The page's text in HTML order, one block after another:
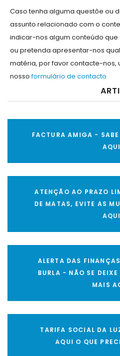
Caso tenha alguma questõe ou
assunto relacionado com o
indicar-nos algum conteúdo
ou pretenda apresentar-nos
matéria, por favor contacte-nos,
nossoformulário de contacto
FACTURA AMIGA -
AQUI
ATENÇÃO AO PRAZO
DE MATAS, EVITE AS
AQUI
ALERTA DAS
BURLA - NÃO SE
MAIS
TARIFA SOCIAL DA
AQUI O QUE